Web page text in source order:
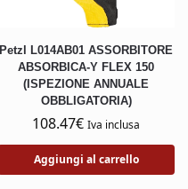
Petzl L014AB01 ASSORBITORE
ABSORBICA-Y FLEX 150
(ISPEZIONE ANNUALE
OBBLIGATORIA)
108.47€ Iva inclusa
Aggiungi al carrello